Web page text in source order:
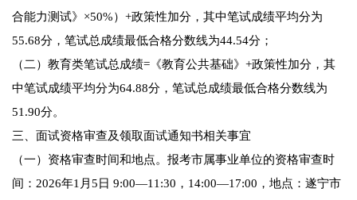
合能力测试》×50%）+政策性加分，其中笔试成绩平均分为
55.68分，笔试总成绩最低合格分数线为44.54分；
（二）教育类笔试总成绩=《教育公共基础》+政策性加分，其
中笔试成绩平均分为64.88分，笔试总成绩最低合格分数线为
51.90分。
三、面试资格审查及领取面试通知书相关事宜
（一）资格审查时间和地点。报考市属事业单位的资格审查时
间：2026年1月5日 9:00—11:30，14:00—17:00，地点：遂宁市